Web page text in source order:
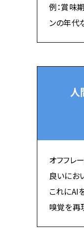
例：賞味
ンの年代
人
オフフレ
良いにお
これにAI
嗅覚を再